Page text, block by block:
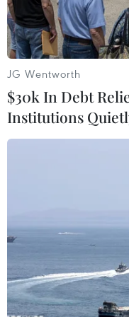
Toshimitsu
Kyodo đưa tin,
vấn đề Hiệp định
xuyên Thái Bình
JG Wentworth
$30k In Debt
Institutions